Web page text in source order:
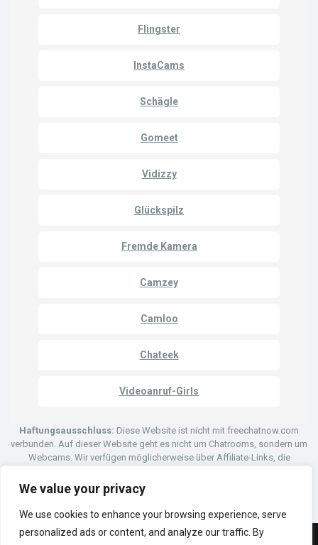
We value your privacy
We use cookies to enhance your browsing experience, serve
personalized ads or content, and analyze our traffic. By
Flingster
InstaCams
Schägle
Gomeet
Vidizzy
Glückspilz
Fremde Kamera
Camzey
Camloo
Chateek
Videoanruf-Girls
Haftungsausschluss: Diese Website ist nicht mit freechatnow.com
verbunden. Auf dieser Website geht es nicht um Chatrooms, sondern um
Webcams. Wir verfügen möglicherweise über Affiliate-Links, die
Video-Chat über Webcams mit anderen zu chatten.